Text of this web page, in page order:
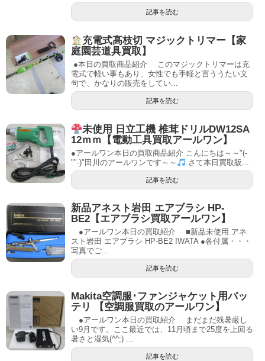
記事を読む
充電式高枝切 マジックトリマー【家
庭園芸道具買取】
●本日の買取商品紹介 このマジックトリマーは充
電式で軽い事もあり、女性でも手軽と言ううたい文
句で、かなりの販売をしてい...
記事を読む
未使用 日立工機 椎茸ドリルDW12SA
12ｍｍ【電動工具買取アールワン】
●アールワン本日の買取商品紹介 こんにちは～～"(-
""-)"田川のアールワンです～～
さて本日買取販...
記事を読む
新品アネスト岩田 エアブラシ HP-
BE2【エアブラシ買取アールワン】
●アールワン本日の買取紹介 ■新品未使用 アネ
スト岩田 エアブラシ HP-BE2 IWATA ●各付属・・・
写真でご...
記事を読む
Makita空調服･ファンジャケット用バッ
テリ 【空調服買取のアールワン】
●アールワン本日の買取紹介 まだまだ残暑厳し
い9月です。ここ最近では、11月頃まで25度を上回る
暑さと湿気(^^;) ...
記事を読む